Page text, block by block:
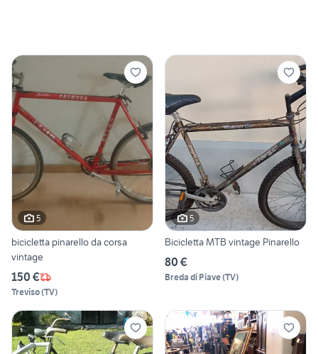
5
bicicletta pinarello da corsa
vintage
150 €
Treviso(TV)
5
Bicicletta MTB vintage Pinarello
80 €
Breda di Piave(TV)